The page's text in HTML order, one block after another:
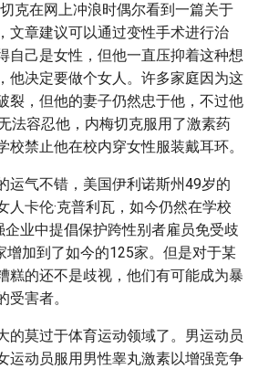
克在网上冲浪时偶尔看到一篇关于
文章建议可以通过变性手术进行治
自己是女性，但他一直压抑着这种想
他决定要做个女人。许多家庭因为这
裂，但他的妻子仍然忠于他，不过他
法容忍他，内梅切克服用了激素药
校禁止他在校内穿女性服装戴耳环。
运气不错，美国伊利诺斯州49岁的
人卡伦·克普利瓦，如今仍然在学校
业中提倡保护跨性别者雇员免受歧
增加到了如今的125家。但是对于某
糕的还不是歧视，他们有可能成为暴
受害者。
的莫过于体育运动领域了。男运动员
运动员服用男性睾丸激素以增强竞争